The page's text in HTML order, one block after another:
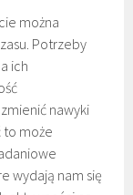
można
Potrzeby
ich
nawyki
to może
wydają nam się